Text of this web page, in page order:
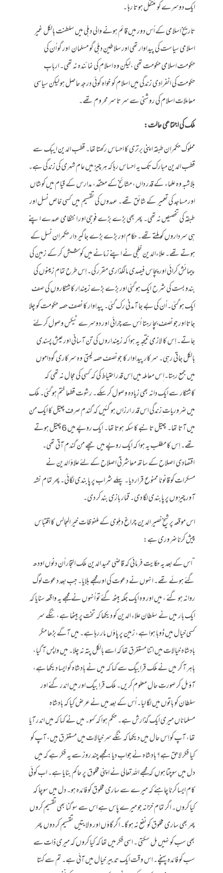
ایک دوسرے کو منتقل ہوتا رہا ۔
تاریخِ اسلامی کے اُس دور میں قائم ہونے والی دہلی میں سلطنت بالکل غیر
اسلامی سیاست کی پیداوار تھی اور سلاطینِ دہلی گو مسلمان اور گو اُن کی
حکومت اسلامی حکومت تھی ،لیکن وہ اسلام کی نمائندہ نہ تھی۔ اربابِ
حکومت کی انفرادی زندگی میں اسلام کو خواہ کوئی درجہ حاصل ہو لیکن سیاسی
معاملات اسلام کی روشنی سے سر تا سر محروم تھے۔
ملک کی اجتماعی حالت:
مملوک حکمران طبقہ اپنی برتری کا احساس رکھتا تھا۔ قطب الدین ایبک سے
قطب الدین مبارک تک یہ احساس رہا کہ ہر چیز میں عام شہری کی زندگی ہے۔
بلاشبہ وہ علماء کے قدر داں، مشائخ کے معتقد، مدارس کے قیام میں کوشاں
اور مساجد کی تعمیر کے شائق تھے۔ عہدوں کی تقسیم میں کسی خاص نسل اور
طبقہ کی تخصیص نہ تھی۔ پھر بھی بڑے بڑے فوجی اور انتظامی عہدے اپنے
ہی سرداروں کو ملتے تھے۔ حکام اور بڑے بڑے جاگیر دار حکمران نسل کے
ہوتے تھے۔ علاءالدین خلجی نے اپنے زمانے میں کوشش کر کے زمین کی
پیمائش کرائی اور پچاس فیصدی مالگذاری مقرر کی۔ اِس طرح تمام زمینوں کی
بندو بست کی شرح ایک ہو گئی اور بڑے بڑے زمیندار کاشتکاروں کی صف
ایک ہو گئی۔ اُن کی بے جا آمدنی رک گئی۔ پیداوار کا نصف حصہ حکومت کو چلا
جاتا اور جو نصف بچا رہتا اُس سے چرائی اور دوسرے ٹیکس وصول کر لئے
جاتے۔ اِس کا لازمی نتیجہ یہ ہوا کہ زمینداروں کی تن آسانی اور عیش پسندی
بالکل جاتی رہی۔ سرکار پیداوار کا جو نصف حصہ لیتی وہ سرکاری گوداموں
میں جمع رہتا۔ا ِس معاملہ میں اِس قدر احتیاط کی کہ کسی کی مجال نہ تھی کہ
کاشتکار سے ایک دانہ بھی زیادہ وصول کر سکے۔ رشوت قطعا ختم ہو گئی۔ ملک
میں ضروریات ِزندگی اس قدر ارزاں ہو گئیں کہ گندم صرف چیتل کا ایک من
میں آتا تھا۔ چیتل تانبے کا سکہ ہوتا تھا۔ ایک روپے میں 6 چیتل ہوتے
تھے۔ اِس کا مطلب یہ ہوا کہ ایک روپے میں چھے من گندم آتی تھی۔
اقتصادی اصلاح کے ساتھ معاشرتی اصلاح کے لئے علاؤ الدین نے
مسکرات کو قانونا ممنوع قرار دیا۔ پہلے شراب پر پابندی لگائی۔ پھر تمام نشہ
آور چیزوں پر پابندی لگا دی۔ قمار بازی بند کر دی۔
اس موقعہ پر شیخ نصیر الدین چراغ دہلوی کے ملفوظات خیر المجالس کا اقتباس
پیش کرنا ضروری ہے:
“اس کے بعد یہ حکایت فرمائی کہ قاضی حمید الدین ملک التجار اُن دنوں اودھ
گئے ہوئے تھے۔ انہوں نے دعوت کی اور مجھے بلایا۔ جب بعد دعوت لوگ
روانہ ہو گئے ، میں اور وہ ایک جگہ بیٹھ گئے تو اُنہوں نے مجھے یہ واقعہ سنایا کہ
ایک بار میں نے سلطان علاء الدین کو دیکھا کہ تخت پر بیٹھا ہے، ننگے سر
کسی خیال میں ڈوبا ہوا ہے، زمین پر پاؤں مار رہا ہے۔ میں آگے بڑھا مگر
بادشاہ خیالات میں اتنا مستغرق تھا کہ اسے بالکل پتہ نہ چلا۔ میں واپس آ گیا،
باہر آ کر میں نے ملک قرابیگ سے کہا کہ میں نے بادشاہ کو ایسا دیکھا ہے،
آؤ مل کر صورتِ حال معلوم کریں۔ ملک قرا بیگ اور میں اندر گئے اور
سلطان کو باتوں میں لگا لیا۔ اُس کے بعد میں نے عرض کیا کہ بادشاہ ِ
مسلماناں میری ایک گذارش ہے۔ حکم ہوا کہ کہو۔ میں نے کہا کہ میں اندر آیا
تھا، آپ کو اِس حال میں دیکھا کہ ننگے سر خیالات میں مستغرق ہیں، آپ کو
کیا فکر لاحق ہے؟ بادشاہ نے جواب دیا: مجھے چند روز سے یہ فکر ہے کہ میں
دل میں سوچتا ہوں کہ مجھے اللہ تعالی نے اپنی مخلوق پر حاکم بنایا ہے۔ اب کوئی
کام ایسا کرنا چاہئے کہ میرے سے ساری مخلوق کو فائدہ ہو۔ دل میں سوچا کہ
کیا کروں۔ اگر تمام خزانہ جو میرے پاس ہے اس سے سو گنا بھی تقسیم کروں
پھر بھی ساری مخلوق کو نفع نہ ہو گا۔ اگر گاؤں اور ولایتیں تقسیم کر دوں پھر
بھی سب کو نہیں مل سکتی ۔ اسی فکر میں تھا کہ کیا کروں کہ میری ذات سے
سب کو فائدہ پہنچے۔ اس وقت ایک تدبیر خیال میں آئی ہے۔ تم سے کہتا